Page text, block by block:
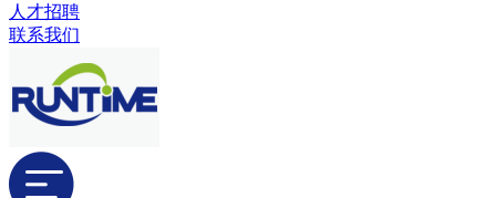
人才招聘
联系我们